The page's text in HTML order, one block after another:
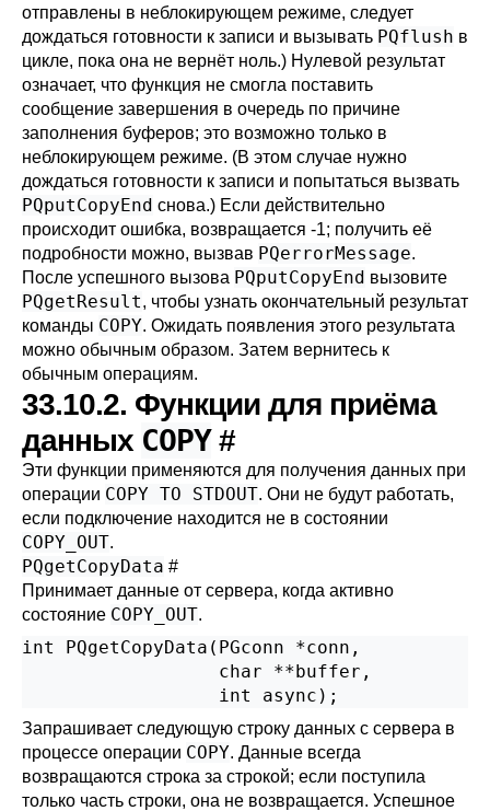
отправлены в неблокирующем режиме, следует
дождаться готовности к записи и вызывать PQflush в
цикле, пока она не вернёт ноль.) Нулевой результат
означает, что функция не смогла поставить
сообщение завершения в очередь по причине
заполнения буферов; это возможно только в
неблокирующем режиме. (В этом случае нужно
дождаться готовности к записи и попытаться вызвать
PQputCopyEnd снова.) Если действительно
происходит ошибка, возвращается -1; получить её
подробности можно, вызвав PQerrorMessage.
После успешного вызова PQputCopyEnd вызовите
PQgetResult, чтобы узнать окончательный результат
команды COPY. Ожидать появления этого результата
можно обычным образом. Затем вернитесь к
обычным операциям.
33.10.2. Функции для приёма
данных COPY #
Эти функции применяются для получения данных при
операции COPY TO STDOUT. Они не будут работать,
если подключение находится не в состоянии
COPY_OUT.
PQgetCopyData #
Принимает данные от сервера, когда активно
состояние COPY_OUT.
int PQgetCopyData(PGconn *conn,
                  char **buffer,
Запрашивает следующую строку данных с сервера в
процессе операции COPY. Данные всегда
возвращаются строка за строкой; если поступила
только часть строки, она не возвращается. Успешное